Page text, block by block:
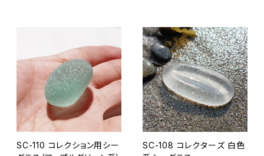
SC-110 コレクション用シー
SC-108 コレクターズ 白色